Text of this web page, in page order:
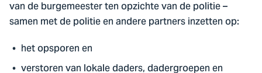
van de burgemeester ten opzichte van de politie –
samen met de politie en andere partners inzetten op:
het opsporen en